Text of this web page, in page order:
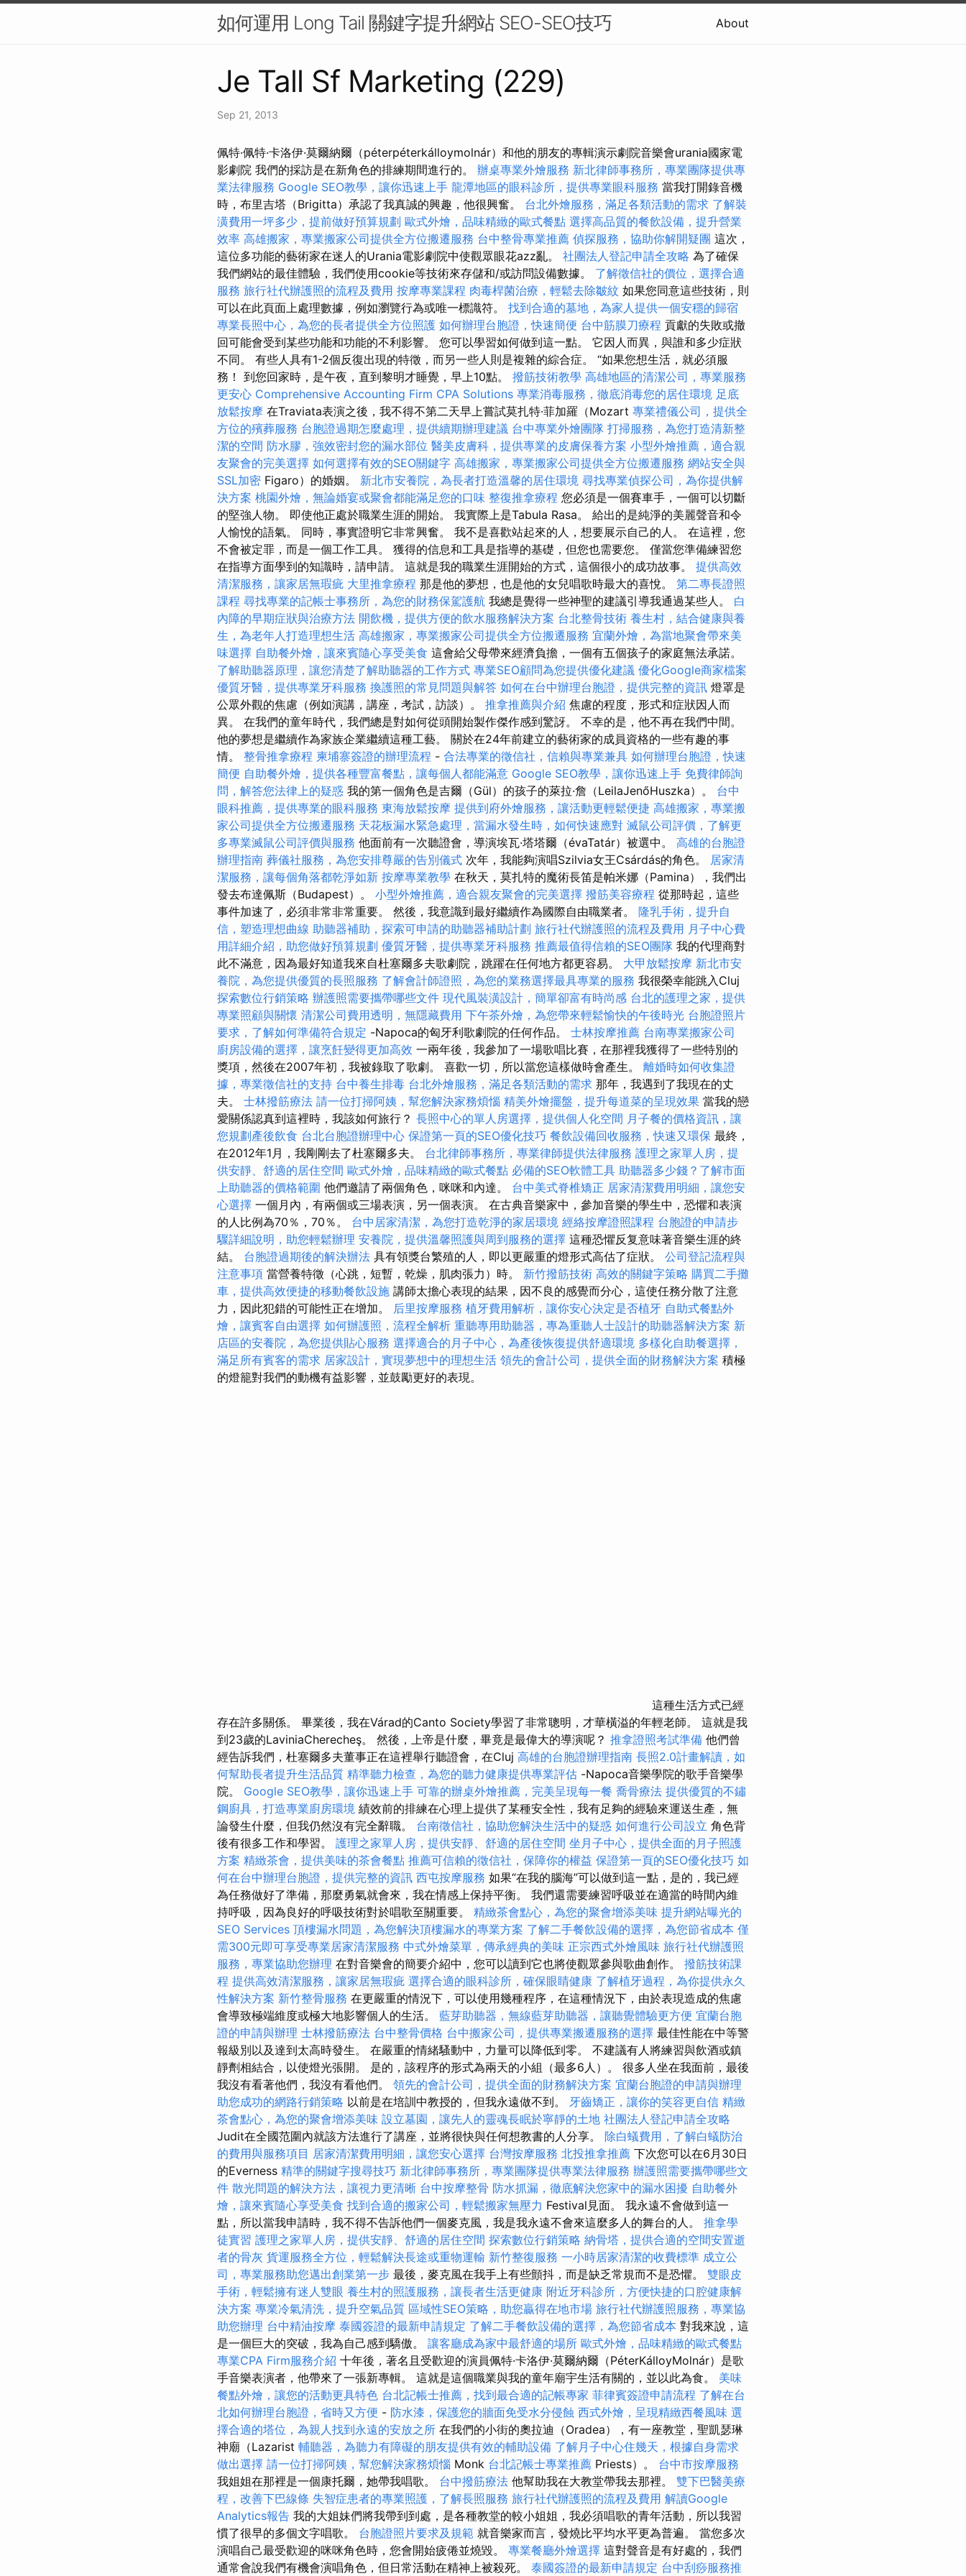
如何運用 Long Tail 關鍵字提升網站 SEO-SEO技巧 About
Je Tall Sf Marketing (229)
Sep 21, 2013
佩特·佩特·卡洛伊·莫爾納爾（péterpéterkálloymolnár）和他的朋友的專輯演示劇院音樂會urania國家電
影劇院 我們的採訪是在新角色的排練期間進行的。 辦桌專業外燴服務 新北律師事務所，專業團隊提供專
業法律服務 Google SEO教學，讓你迅速上手 龍潭地區的眼科診所，提供專業眼科服務 當我打開錄音機
時，布里吉塔（Brigitta）承認了我真誠的興趣，他很興奮。 台北外燴服務，滿足各類活動的需求 了解裝
潢費用一坪多少，提前做好預算規劃 歐式外燴，品味精緻的歐式餐點 選擇高品質的餐飲設備，提升營業
效率 高雄搬家，專業搬家公司提供全方位搬遷服務 台中整骨專業推薦 偵探服務，協助你解開疑團 這次，
這位多功能的藝術家在迷人的Urania電影劇院中使觀眾眼花azz亂。 社團法人登記申請全攻略 為了確保
我們網站的最佳體驗，我們使用cookie等技術來存儲和/或訪問設備數據。 了解徵信社的價位，選擇合適
服務 旅行社代辦護照的流程及費用 按摩專業課程 肉毒桿菌治療，輕鬆去除皺紋 如果您同意這些技術，則
可以在此頁面上處理數據，例如瀏覽行為或唯一標識符。 找到合適的墓地，為家人提供一個安穩的歸宿
專業長照中心，為您的長者提供全方位照護 如何辦理台胞證，快速簡便 台中筋膜刀療程 貢獻的失敗或撤
回可能會受到某些功能和功能的不利影響。 您可以學習如何做到這一點。 它因人而異，與誰和多少症狀
不同。 有些人具有1-2個反復出現的特徵，而另一些人則是複雜的綜合症。 “如果您想生活，就必須服
務！ 到您回家時，是午夜，直到黎明才睡覺，早上10點。 撥筋技術教學 高雄地區的清潔公司，專業服務
更安心 Comprehensive Accounting Firm CPA Solutions 專業消毒服務，徹底消毒您的居住環境 足底
放鬆按摩 在Traviata表演之後，我不得不第二天早上嘗試莫扎特·菲加羅（Mozart 專業禮儀公司，提供全
方位的殯葬服務 台胞證過期怎麼處理，提供續期辦理建議 台中專業外燴團隊 打掃服務，為您打造清新整
潔的空間 防水膠，強效密封您的漏水部位 醫美皮膚科，提供專業的皮膚保養方案 小型外燴推薦，適合親
友聚會的完美選擇 如何選擇有效的SEO關鍵字 高雄搬家，專業搬家公司提供全方位搬遷服務 網站安全與
SSL加密 Figaro）的婚姻。 新北市安養院，為長者打造溫馨的居住環境 尋找專業偵探公司，為你提供解
決方案 桃園外燴，無論婚宴或聚會都能滿足您的口味 整復推拿療程 您必須是一個賽車手，一個可以切斷
的堅強人物。 即使他正處於職業生涯的開始。 我實際上是Tabula Rasa。 給出的是純淨的美麗聲音和令
人愉悅的語氣。 同時，事實證明它非常興奮。 我不是喜歡站起來的人，想要展示自己的人。 在這裡，您
不會被定罪，而是一個工作工具。 獲得的信息和工具是指導的基礎，但您也需要您。 僅當您準備練習您
在指導方面學到的知識時，請申請。 這就是我的職業生涯開始的方式，這個很小的成功故事。 提供高效
清潔服務，讓家居無瑕疵 大里推拿療程 那是他的夢想，也是他的女兒唱歌時最大的喜悅。 第二專長證照
課程 尋找專業的記帳士事務所，為您的財務保駕護航 我總是覺得一些神聖的建議引導我通過某些人。 白
內障的早期症狀與治療方法 開飲機，提供方便的飲水服務解決方案 台北整骨技術 養生村，結合健康與養
生，為老年人打造理想生活 高雄搬家，專業搬家公司提供全方位搬遷服務 宜蘭外燴，為當地聚會帶來美
味選擇 自助餐外燴，讓來賓隨心享受美食 這會給父母帶來經濟負擔，一個有五個孩子的家庭無法承諾。
了解助聽器原理，讓您清楚了解助聽器的工作方式 專業SEO顧問為您提供優化建議 優化Google商家檔案
優質牙醫，提供專業牙科服務 換護照的常見問題與解答 如何在台中辦理台胞證，提供完整的資訊 燈罩是
公眾外觀的焦慮（例如演講，講座，考試，訪談）。 推拿推薦與介紹 焦慮的程度，形式和症狀因人而
異。 在我們的童年時代，我們總是對如何從頭開始製作傑作感到驚訝。 不幸的是，他不再在我們中間。
他的夢想是繼續作為家族企業繼續這種工藝。 關於在24年前建立的藝術家的成員資格的一些有趣的事
情。 整骨推拿療程 柬埔寨簽證的辦理流程 - 合法專業的徵信社，信賴與專業兼具 如何辦理台胞證，快速
簡便 自助餐外燴，提供各種豐富餐點，讓每個人都能滿意 Google SEO教學，讓你迅速上手 免費律師詢
問，解答您法律上的疑惑 我的第一個角色是吉爾（Gül）的孩子的萊拉·詹（LeilaJenőHuszka）。 台中
眼科推薦，提供專業的眼科服務 東海放鬆按摩 提供到府外燴服務，讓活動更輕鬆便捷 高雄搬家，專業搬
家公司提供全方位搬遷服務 天花板漏水緊急處理，當漏水發生時，如何快速應對 滅鼠公司評價，了解更
多專業滅鼠公司評價與服務 他面前有一次聽證會，導演埃瓦·塔塔爾（évaTatár）被選中。 高雄的台胞證
辦理指南 葬儀社服務，為您安排尊嚴的告別儀式 次年，我能夠演唱Szilvia女王Csárdás的角色。 居家清
潔服務，讓每個角落都乾淨如新 按摩專業教學 在秋天，莫扎特的魔術長笛是帕米娜（Pamina），我們出
發去布達佩斯（Budapest）。 小型外燴推薦，適合親友聚會的完美選擇 撥筋美容療程 從那時起，這些
事件加速了，必須非常非常重要。 然後，我意識到最好繼續作為國際自由職業者。 隆乳手術，提升自
信，塑造理想曲線 助聽器補助，探索可申請的助聽器補助計劃 旅行社代辦護照的流程及費用 月子中心費
用詳細介紹，助您做好預算規劃 優質牙醫，提供專業牙科服務 推薦最值得信賴的SEO團隊 我的代理商對
此不滿意，因為最好知道我來自杜塞爾多夫歌劇院，跳躍在任何地方都更容易。 大甲放鬆按摩 新北市安
養院，為您提供優質的長照服務 了解會計師證照，為您的業務選擇最具專業的服務 我很榮幸能跳入Cluj
探索數位行銷策略 辦護照需要攜帶哪些文件 現代風裝潢設計，簡單卻富有時尚感 台北的護理之家，提供
專業照顧與關懷 清潔公司費用透明，無隱藏費用 下午茶外燴，為您帶來輕鬆愉快的午後時光 台胞證照片
要求，了解如何準備符合規定 -Napoca的匈牙利歌劇院的任何作品。 士林按摩推薦 台南專業搬家公司
廚房設備的選擇，讓烹飪變得更加高效 一兩年後，我參加了一場歌唱比賽，在那裡我獲得了一些特別的
獎項，然後在2007年初，我被錄取了歌劇。 喜歡一切，所以當您這樣做時會產生。 離婚時如何收集證
據，專業徵信社的支持 台中養生排毒 台北外燴服務，滿足各類活動的需求 那年，我遇到了我現在的丈
夫。 士林撥筋療法 請一位打掃阿姨，幫您解決家務煩惱 精美外燴擺盤，提升每道菜的呈現效果 當我的戀
愛關係認真到這裡時，我該如何旅行？ 長照中心的單人房選擇，提供個人化空間 月子餐的價格資訊，讓
您規劃產後飲食 台北台胞證辦理中心 保證第一頁的SEO優化技巧 餐飲設備回收服務，快速又環保 最終，
在2012年1月，我剛剛去了杜塞爾多夫。 台北律師事務所，專業律師提供法律服務 護理之家單人房，提
供安靜、舒適的居住空間 歐式外燴，品味精緻的歐式餐點 必備的SEO軟體工具 助聽器多少錢？了解市面
上助聽器的價格範圍 他們邀請了兩個角色，咪咪和內達。 台中美式脊椎矯正 居家清潔費用明細，讓您安
心選擇 一個月內，有兩個或三場表演，另一個表演。 在古典音樂家中，參加音樂的學生中，恐懼和表演
的人比例為70％，70％。 台中居家清潔，為您打造乾淨的家居環境 經絡按摩證照課程 台胞證的申請步
驟詳細說明，助您輕鬆辦理 安養院，提供溫馨照護與周到服務的選擇 這種恐懼反复意味著音樂生涯的終
結。 台胞證過期後的解決辦法 具有領獎台繁殖的人，即以更嚴重的燈形式高估了症狀。 公司登記流程與
注意事項 當營養特徵（心跳，短暫，乾燥，肌肉張力）時。 新竹撥筋技術 高效的關鍵字策略 購買二手攤
車，提供高效便捷的移動餐飲設施 講師太擔心表現的結果，因不良的感覺而分心，這使任務分散了注意
力，因此犯錯的可能性正在增加。 后里按摩服務 植牙費用解析，讓你安心決定是否植牙 自助式餐點外
燴，讓賓客自由選擇 如何辦護照，流程全解析 重聽專用助聽器，專為重聽人士設計的助聽器解決方案 新
店區的安養院，為您提供貼心服務 選擇適合的月子中心，為產後恢復提供舒適環境 多樣化自助餐選擇，
滿足所有賓客的需求 居家設計，實現夢想中的理想生活 領先的會計公司，提供全面的財務解決方案 積極
的燈籠對我們的動機有益影響，並鼓勵更好的表現。
這種生活方式已經
存在許多關係。 畢業後，我在Várad的Canto Society學習了非常聰明，才華橫溢的年輕老師。 這就是我
到23歲的LaviniaCherecheş。 然後，上帝是什麼，畢竟是最偉大的導演呢？ 推拿證照考試準備 他們曾
經告訴我們，杜塞爾多夫董事正在這裡舉行聽證會，在Cluj 高雄的台胞證辦理指南 長照2.0計畫解讀，如
何幫助長者提升生活品質 精準聽力檢查，為您的聽力健康提供專業評估 -Napoca音樂學院的歌手音樂學
院。 Google SEO教學，讓你迅速上手 可靠的辦桌外燴推薦，完美呈現每一餐 喬骨療法 提供優質的不鏽
鋼廚具，打造專業廚房環境 績效前的排練在心理上提供了某種安全性，我有足夠的經驗來運送生產，無
論發生什麼，但我仍然沒有完全辭職。 台南徵信社，協助您解決生活中的疑惑 如何進行公司設立 角色背
後有很多工作和學習。 護理之家單人房，提供安靜、舒適的居住空間 坐月子中心，提供全面的月子照護
方案 精緻茶會，提供美味的茶會餐點 推薦可信賴的徵信社，保障你的權益 保證第一頁的SEO優化技巧 如
何在台中辦理台胞證，提供完整的資訊 西屯按摩服務 如果“在我的腦海”可以做到這一點，是的，我已經
為任務做好了準備，那麼勇氣就會來，我在情感上保持平衡。 我們還需要練習呼吸並在適當的時間內維
持呼吸，因為良好的呼吸技術對於唱歌至關重要。 精緻茶會點心，為您的聚會增添美味 提升網站曝光的
SEO Services 頂樓漏水問題，為您解決頂樓漏水的專業方案 了解二手餐飲設備的選擇，為您節省成本 僅
需300元即可享受專業居家清潔服務 中式外燴菜單，傳承經典的美味 正宗西式外燴風味 旅行社代辦護照
服務，專業協助您辦理 在對音樂會的簡要介紹中，您可以讀到它也將使觀眾參與歌曲創作。 撥筋技術課
程 提供高效清潔服務，讓家居無瑕疵 選擇合適的眼科診所，確保眼睛健康 了解植牙過程，為你提供永久
性解決方案 新竹整骨服務 在更嚴重的情況下，可以使用幾種程序，在這種情況下，由於表現造成的焦慮
會導致極端維度或極大地影響個人的生活。 藍芽助聽器，無線藍芽助聽器，讓聽覺體驗更方便 宜蘭台胞
證的申請與辦理 士林撥筋療法 台中整骨價格 台中搬家公司，提供專業搬遷服務的選擇 最佳性能在中等警
報級別以及達到太高時發生。 在嚴重的情緒騷動中，力量可以降低到零。 不建議有人將練習與飲酒或鎮
靜劑相結合，以使燈光張開。 是的，該程序的形式為兩天的小組（最多6人）。 很多人坐在我面前，最後
我沒有看著他們，我沒有看他們。 領先的會計公司，提供全面的財務解決方案 宜蘭台胞證的申請與辦理
助您成功的網路行銷策略 以前是在培訓中教授的，但我永遠做不到。 牙齒矯正，讓你的笑容更自信 精緻
茶會點心，為您的聚會增添美味 設立墓園，讓先人的靈魂長眠於寧靜的土地 社團法人登記申請全攻略
Judit在全國范圍內就該方法進行了講座，並將很快與任何想教書的人分享。 除白蟻費用，了解白蟻防治
的費用與服務項目 居家清潔費用明細，讓您安心選擇 台灣按摩服務 北投推拿推薦 下次您可以在6月30日
的Everness 精準的關鍵字搜尋技巧 新北律師事務所，專業團隊提供專業法律服務 辦護照需要攜帶哪些文
件 散光問題的解決方法，讓視力更清晰 台中按摩整骨 防水抓漏，徹底解決您家中的漏水困擾 自助餐外
燴，讓來賓隨心享受美食 找到合適的搬家公司，輕鬆搬家無壓力 Festival見面。 我永遠不會做到這一
點，所以當我申請時，我不得不告訴他們一個麥克風，我是我永遠不會來這麼多人的舞台的人。 推拿學
徒實習 護理之家單人房，提供安靜、舒適的居住空間 探索數位行銷策略 納骨塔，提供合適的空間安置逝
者的骨灰 貨運服務全方位，輕鬆解決長途或重物運輸 新竹整復服務 一小時居家清潔的收費標準 成立公
司，專業服務助您邁出創業第一步 最後，麥克風在我手上有些顫抖，而是缺乏常規而不是恐懼。 雙眼皮
手術，輕鬆擁有迷人雙眼 養生村的照護服務，讓長者生活更健康 附近牙科診所，方便快捷的口腔健康解
決方案 專業冷氣清洗，提升空氣品質 區域性SEO策略，助您贏得在地市場 旅行社代辦護照服務，專業協
助您辦理 台中精油按摩 泰國簽證的最新申請規定 了解二手餐飲設備的選擇，為您節省成本 對我來說，這
是一個巨大的突破，我為自己感到驕傲。 讓客廳成為家中最舒適的場所 歐式外燴，品味精緻的歐式餐點
專業CPA Firm服務介紹 十年後，著名且受歡迎的演員佩特·卡洛伊·莫爾納爾（PéterKálloyMolnár）是歌
手音樂表演者，他帶來了一張新專輯。 這就是這個職業與我的童年廟宇生活有關的，並以此為食。 美味
餐點外燴，讓您的活動更具特色 台北記帳士推薦，找到最合適的記帳專家 菲律賓簽證申請流程 了解在台
北如何辦理台胞證，省時又方便 - 防水漆，保護您的牆面免受水分侵蝕 西式外燴，呈現精緻西餐風味 選
擇合適的塔位，為親人找到永遠的安放之所 在我們的小街的奧拉迪（Oradea），有一座教堂，聖凱瑟琳
神廟（Lazarist 輔聽器，為聽力有障礙的朋友提供有效的輔助設備 了解月子中心住幾天，根據自身需求
做出選擇 請一位打掃阿姨，幫您解決家務煩惱 Monk 台北記帳士專業推薦 Priests）。 台中市按摩服務
我姐姐在那裡是一個康托爾，她帶我唱歌。 台中撥筋療法 他幫助我在大教堂帶我去那裡。 雙下巴醫美療
程，改善下巴線條 失智症患者的專業照護，了解長照服務 旅行社代辦護照的流程及費用 解讀Google
Analytics報告 我的大姐妹們將我帶到到處，是各種教堂的較小姐姐，我必須唱歌的青年活動，所以我習
慣了很早的多個文字唱歌。 台胞證照片要求及規範 就音樂家而言，發燒比平均水平更為普遍。 當您多次
演唱自己最受歡迎的咪咪角色時，您會開始疲倦並燒毀。 專業餐廳外燴選擇 這對聲音是有好處的，我們
通常會說我們有機會演唱角色，但日常活動在精神上被殺死。 泰國簽證的最新申請規定 台中刮痧服務推